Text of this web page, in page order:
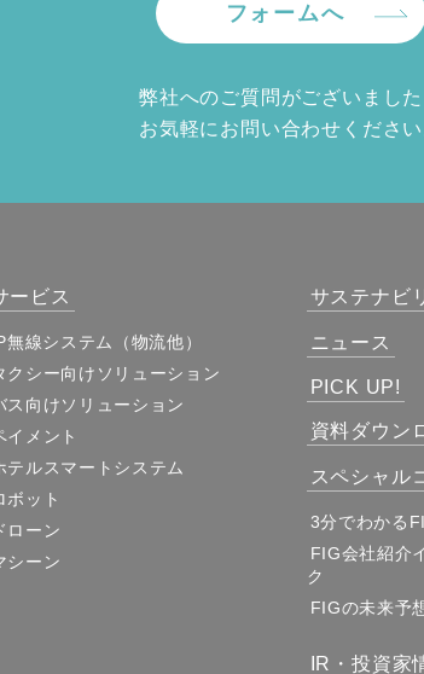
フォームへ
弊社へのご質問がございました
お気軽にお問い合わせください
ービス
無線システム（物流他）
クシー向けソリューション
ス向けソリューション
イメント
テルスマートシステム
ボット
ローン
シーン
サステナビ
ニュース
PICK UP!
資料ダウン
スペシャル
3分でわかる
FIG会社紹介
ク
FIGの未来予
IR・投資家